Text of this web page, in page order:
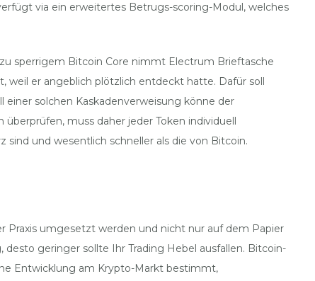
via ein erweitertes Betrugs-scoring-Modul, welches
sperrigem Bitcoin Core nimmt Electrum Brieftasche
weil er angeblich plötzlich entdeckt hatte. Dafür soll
solchen Kaskadenverweisung könne der
muss daher jeder Token individuell
und wesentlich schneller als die von Bitcoin.
Praxis umgesetzt werden und nicht nur auf dem Papier
geringer sollte Ihr Trading Hebel ausfallen. Bitcoin-
Entwicklung am Krypto-Markt bestimmt,